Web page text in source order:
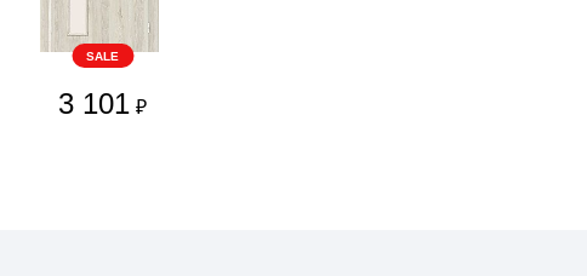
SALE
3 101 ₽